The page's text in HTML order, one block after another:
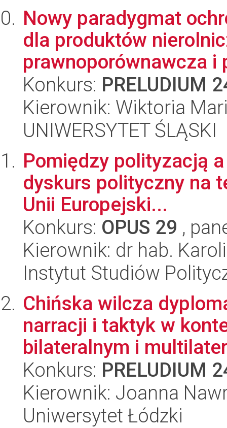
Nowy paradygmat
dla produktów
prawnoporównawcza i
Konkurs: PRELUDIUM
Kierownik: Wiktoria
UNIWERSYTET ŚLĄSKI
Pomiędzy polityzacją
dyskurs polityczny na
Unii Europejski...
Konkurs: OPUS 29 ,
Kierownik: dr hab.
Instytut Studiów
Chińska wilcza
narracji i taktyk w
bilateralnym i
Konkurs: PRELUDIUM
Kierownik: Joanna
Uniwersytet Łódzki